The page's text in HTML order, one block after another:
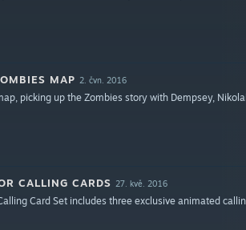
MAP 2. čvn. 2016
picking up the Zombies story with Dempsey, Nikolai,
CALLING CARDS 27. kvě. 2016
Card Set includes three exclusive animated